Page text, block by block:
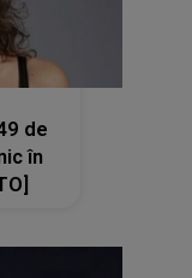
de
în